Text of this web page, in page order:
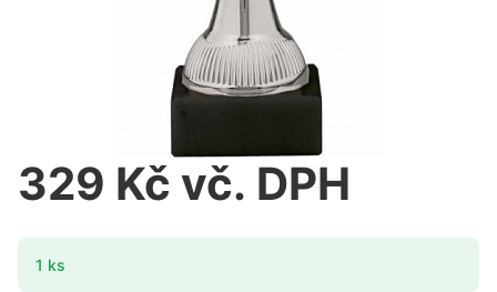
329 Kč vč. DPH
1 ks